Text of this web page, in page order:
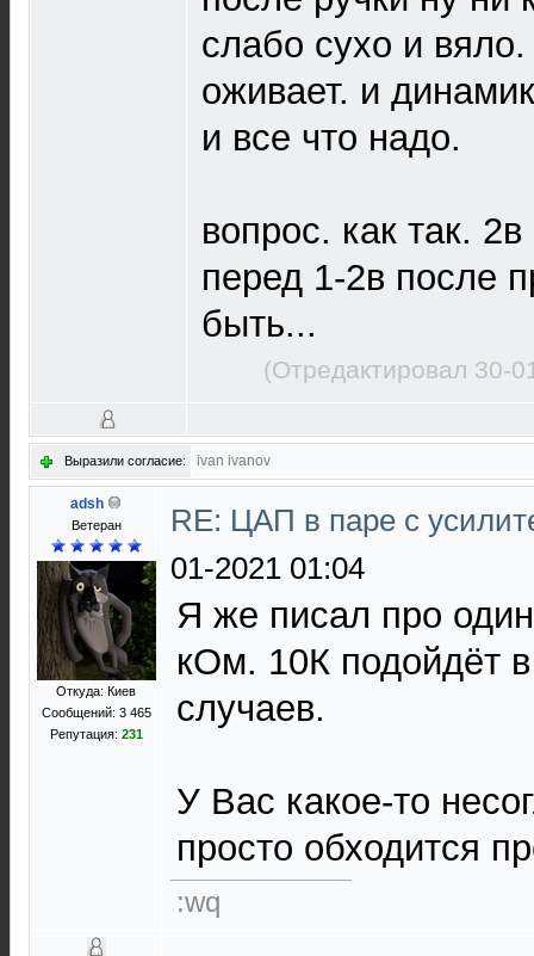
слабо сухо и
оживает. и
и все что надо.
вопрос. как так.
перед 1-2в после
быть...
(Отредактировал 30-
Выразили согласие: ivan ivanov
adsh
Ветеран
Откуда: Киев
Сообщений: 3 465
Репутация: 231
RE: ЦАП в паре с
01-2021 01:04
Я же писал про
кОм. 10К подойдёт
случаев.
У Вас какое-то
просто обходится
:wq